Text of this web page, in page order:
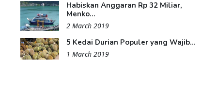
Habiskan Anggaran Rp 32 Miliar,
Menko...
2 March 2019
5 Kedai Durian Populer yang Wajib...
1 March 2019